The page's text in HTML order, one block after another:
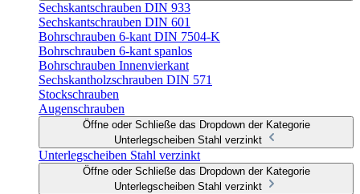
Sechskantschrauben DIN 933
Sechskantschrauben DIN 601
Bohrschrauben 6-kant DIN 7504-K
Bohrschrauben 6-kant spanlos
Bohrschrauben Innenvierkant
Sechskantholzschrauben DIN 571
Stockschrauben
Augenschrauben
Öffne oder Schließe das Dropdown der Kategorie
Unterlegscheiben Stahl verzinkt
Unterlegscheiben Stahl verzinkt
Öffne oder Schließe das Dropdown der Kategorie
Unterlegscheiben Stahl verzinkt